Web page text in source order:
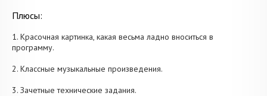
Плюсы:
1. Красочная картинка, какая весьма ладно вноситься в
программу.
2. Классные музыкальные произведения.
3. Зачетные технические задания.